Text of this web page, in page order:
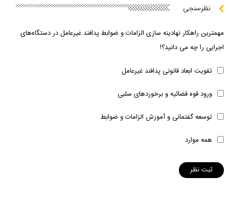
نظرسنجی
مهمترین راهکار نهادینه سازی الزامات و ضوابط پدافند غیرعامل در دستگاه‌های
اجرایی را چه می دانید؟!
تقویت ابعاد قانونی پدافند غیرعامل
ورود قوه قضائیه و برخوردهای سلبی
توسعه گفتمانی و آموزش الزامات و ضوابط
همه موارد